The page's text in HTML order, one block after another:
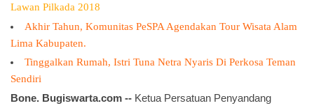
Lawan Pilkada 2018
Akhir Tahun, Komunitas PeSPA Agendakan Tour Wisata Alam
Lima Kabupaten.
Tinggalkan Rumah, Istri Tuna Netra Nyaris Di Perkosa Teman
Sendiri
Bone. Bugiswarta.com -- Ketua Persatuan Penyandang